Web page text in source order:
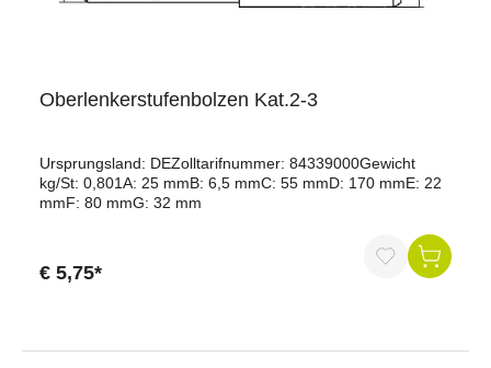
Oberlenkerstufenbolzen Kat.2-3
Ursprungsland: DEZolltarifnummer: 84339000Gewicht
kg/St: 0,801A: 25 mmB: 6,5 mmC: 55 mmD: 170 mmE: 22
mmF: 80 mmG: 32 mm
€ 5,75*